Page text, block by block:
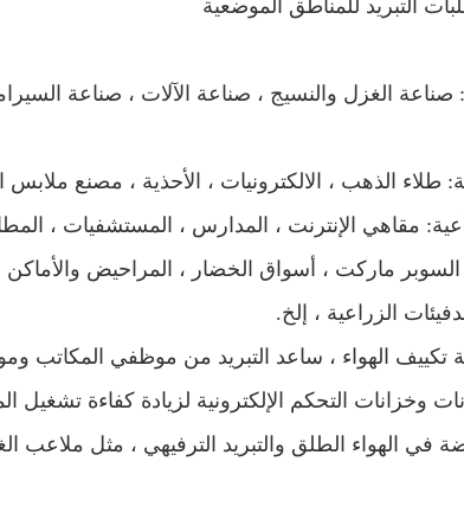
التبريد للمناطق الموضعية
صناعة الغزل والنسيج ، صناعة الآلات ، صناعة
مقاهي الإنترنت ، المدارس ، المستشفيات ،
السوبر ماركت ، أسواق الخضار ، المراحيض
الزراعية ، إلخ.
في الهواء الطلق والتبريد الترفيهي ، مثل ملاعب